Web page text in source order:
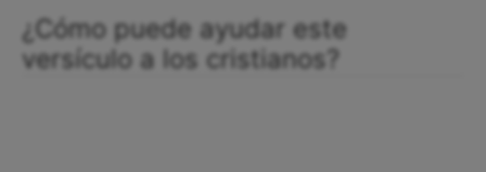
¿Cómo puede ayudar este
versículo a los cristianos?